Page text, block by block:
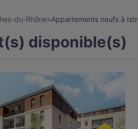
du-Rhône>Appartements neufs à
disponible(s)